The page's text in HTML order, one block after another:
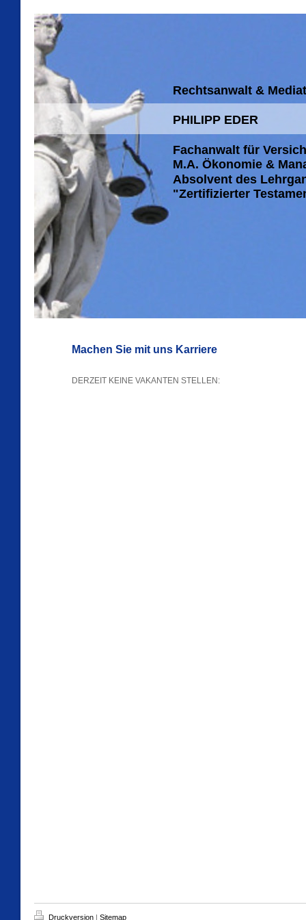
Rechtsanwalt &
PHILIPP EDER
Fachanwalt für
M.A. Ökonomie &
Absolvent des
"Zertifizierter
Machen Sie mit uns Karriere
DERZEIT KEINE VAKANTEN STELLEN:
Druckversion | Sitemap